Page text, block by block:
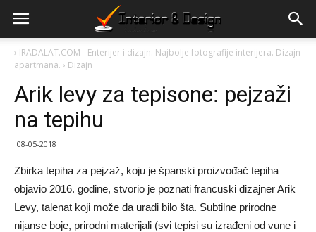
› IRADALAT.COM - Enterijer i dizajn. Najbolje fotografije interijera. Dizajn
apartmana. › Dizajn
Arik levy za tepisone: pejzaži
na tepihu
08-05-2018
Zbirka tepiha za pejzaž, koju je španski proizvođač tepiha
objavio 2016. godine, stvorio je poznati francuski dizajner Arik
Levy, talenat koji može da uradi bilo šta. Subtilne prirodne
nijanse boje, prirodni materijali (svi tepisi su izrađeni od vune i